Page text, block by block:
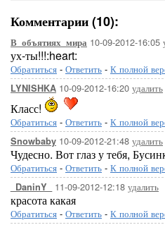
Комментарии (10):
В_объятиях_мира 10-09-2012-16:05
ух-ты!!!:heart:
Обратиться - Ответить - К полной
LYNISHKA 10-09-2012-16:20 удалить
Класс!
Обратиться - Ответить - К полной
Snowbaby 10-09-2012-21:48 удалить
Чудесно. Вот глаз у тебя,
Обратиться - Ответить - К полной
_DaninY_ 11-09-2012-12:18 удалить
красота какая
Обратиться - Ответить - К полной